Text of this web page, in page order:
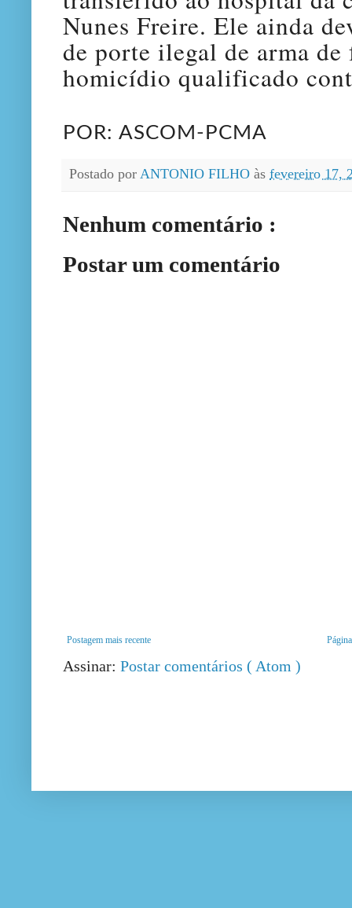
Nunes Freire. Ele ainda
de porte ilegal de arma
homicídio qualificado
POR: ASCOM-PCMA
Postado por ANTONIO FILHO às fevereiro 17,
Nenhum comentário :
Postar um comentário
Postagem mais recente
Assinar: Postar comentários ( Atom )